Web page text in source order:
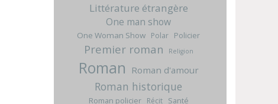
Littérature étrangère
One man show
One Woman Show Polar Policier
Premier roman Religion
Roman Roman d'amour
Roman historique
Roman policier Récit Santé